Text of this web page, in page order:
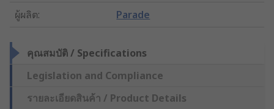
ผู้ผลิต: Parade
คุณสมบัติ / Specifications
Legislation and Compliance
รายละเอียดสินค้า / Product Details